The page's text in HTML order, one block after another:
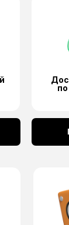
мессенджер
MAX